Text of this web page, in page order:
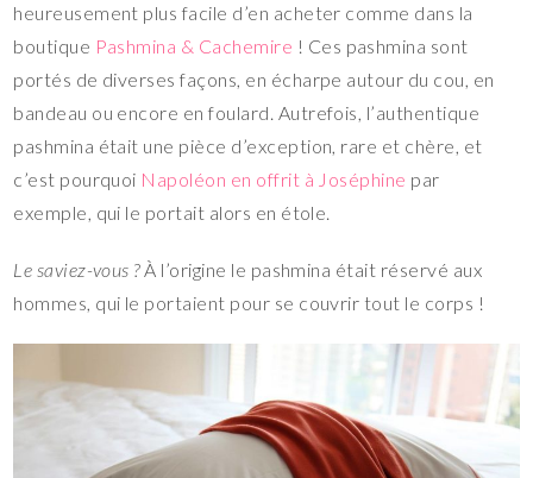
heureusement plus facile d’en acheter comme dans la
boutique Pashmina & Cachemire ! Ces pashmina sont
portés de diverses façons, en écharpe autour du cou, en
bandeau ou encore en foulard. Autrefois, l’authentique
pashmina était une pièce d’exception, rare et chère, et
c’est pourquoi Napoléon en offrit à Joséphine par
exemple, qui le portait alors en étole.
Le saviez-vous ?À l’origine le pashmina était réservé aux
hommes, qui le portaient pour se couvrir tout le corps !